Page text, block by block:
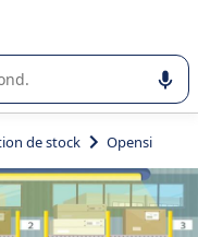
ou la sélection de
de stock Opensi